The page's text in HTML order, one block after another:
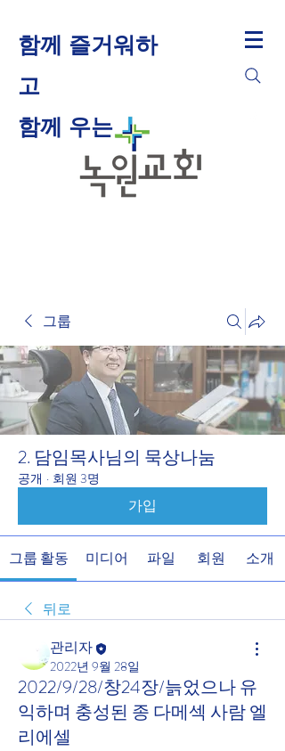
함께 즐거워하
고
​함께 우는
그룹
2. 담임목사님의 묵상나눔
공개 · 회원 3명
가입
그룹 활동 미디어 파일 회원 소개
뒤로
관리자
2022년 9월 28일
2022/9/28/창24장/늙었으나 유
익하며 충성된 종 다메섹 사람 엘
리에셀